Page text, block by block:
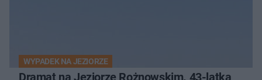
WYPADEK NA JEZIORZE
Dramat na Jeziorze Rożnowskim. 43-latka